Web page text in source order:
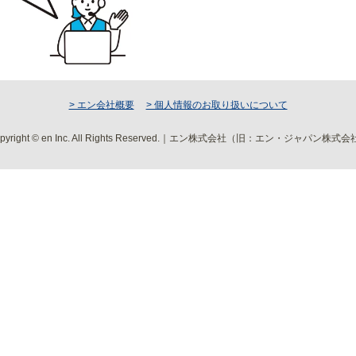
> エン会社概要 > 個人情報のお取り扱いについて
© en Inc. All Rights Reserved.｜エン株式会社（旧：エン・ジャパン株式会